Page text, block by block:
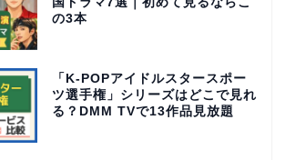
の3本
「K-POPアイドルスタースポー
ツ選手権」シリーズはどこで見れ
る？DMM TVで13作品見放題